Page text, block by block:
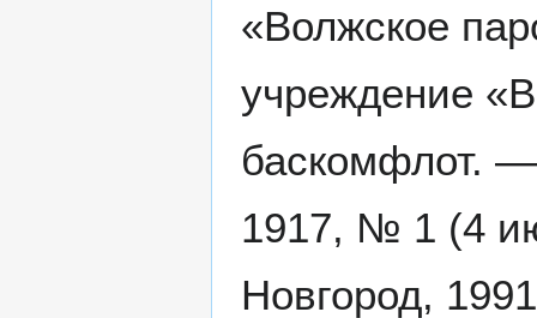
«Волжское
учреждение
баскомфлот.
1917, № 1 (4
Новгород,